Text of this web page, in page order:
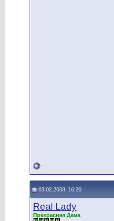
03.02.2008, 16:20
Real Lady
Прекрасная Дама